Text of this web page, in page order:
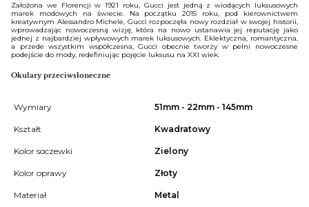
Założona we Florencji w 1921 roku, Gucci jest jedną z wiodących luksusowych
marek modowych na świecie. Na początku 2015 roku, pod kierownictwem
kreatywnym Alessandro Michele, Gucci rozpoczęła nowy rozdział w swojej historii,
wprowadzając nowoczesną wizję, która na nowo ustanawia jej reputację jako
jednej z najbardziej wpływowych marek luksusowych. Eklektyczna, romantyczna,
a przede wszystkim współczesna, Gucci obecnie tworzy w pełni nowoczesne
podejście do mody, redefiniując pojęcie luksusu na XXI wiek.
Okulary przeciwsłoneczne
Wymiary 51mm - 22mm - 145mm
Kształt Kwadratowy
Kolor soczewki Zielony
Kolor oprawy Złoty
Materiał Metal